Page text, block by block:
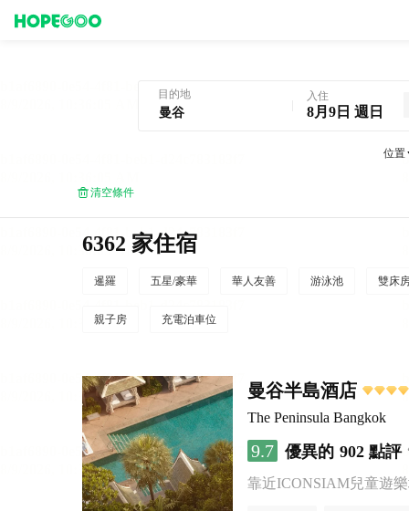
目的地 入住
8月9日 週日
位置
清空條件
6362 家住宿
暹羅 五星/豪華 華人友善 游泳池 雙床
親子房 充電泊車位
曼谷半島酒店
The Peninsula Bangkok
9.7 優異的 902 點評
靠近ICONSIAM兒童遊